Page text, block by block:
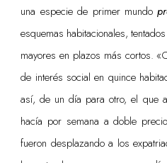
una especie de primer mundo
esquemas habitacionales,
mayores en plazos más cortos.
de interés social en quince
así, de un día para otro, el que
hacía por semana a doble
fueron desplazando a los